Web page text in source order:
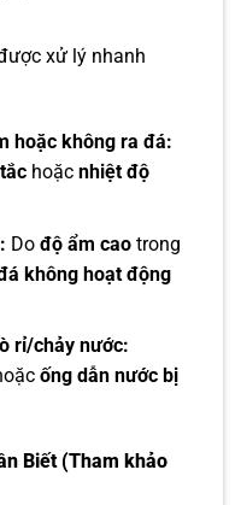
xử lý nhanh
hoặc không ra đá:
hoặc nhiệt độ
Do độ ẩm caotrong
không hoạt động
rỉ/chảy nước:
ống dẫn nước bị
Biết(Tham khảo